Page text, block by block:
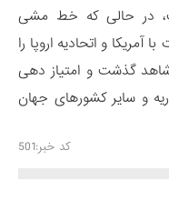
در حالی که خط مشی
و اتحادیه اروپا را
شاهد گذشت و امتیاز دهی
و سایر کشورهای جهان
کد خبر:501